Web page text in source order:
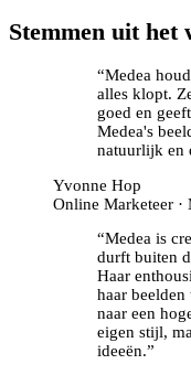
Stemmen uit het
“Medea
alles klopt.
goed en
Medea's
natuurlijk en
Yvonne Hop
Online Marketeer ·
“Medea is
durft buiten
Haar
haar
naar een
eigen stijl,
ideeën.”